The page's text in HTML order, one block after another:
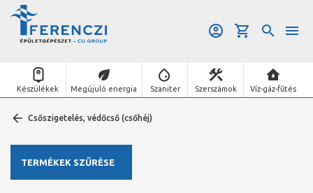
Készülékek Megújuló energia Szaniter Szerszámok Víz-gáz-fűtés
Csőszigetelés, védőcső (csőhéj)
TERMÉKEK SZŰRÉSE